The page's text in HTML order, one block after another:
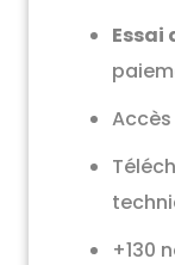
Essai
+130